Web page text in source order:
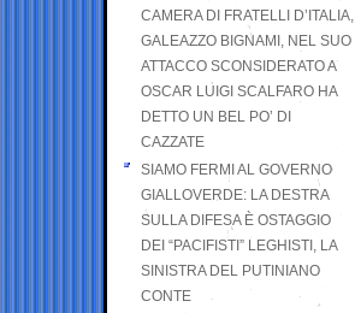
CAMERA DI FRATELLI D’ITALIA,
GALEAZZO BIGNAMI, NEL SUO
ATTACCO SCONSIDERATO A
OSCAR LUIGI SCALFARO HA
DETTO UN BEL PO’ DI
CAZZATE
SIAMO FERMI AL GOVERNO
GIALLOVERDE: LA DESTRA
SULLA DIFESA È OSTAGGIO
DEI “PACIFISTI” LEGHISTI, LA
SINISTRA DEL PUTINIANO
CONTE